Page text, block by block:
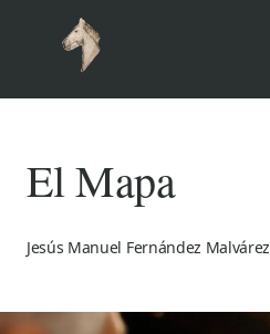
El Mapa
Jesús Manuel Fernández Malvárez